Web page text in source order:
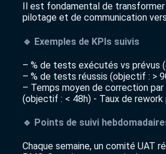
Il est fondamental de transformer
pilotage et de communication
🔹 Exemples de KPIs suivis
– % de tests exécutés vs prévus
– % de tests réussis (objectif : >
– Temps moyen de correction
(objectif : < 48h) - Taux de
🔹 Points de suivi
Chaque semaine, un comité UAT